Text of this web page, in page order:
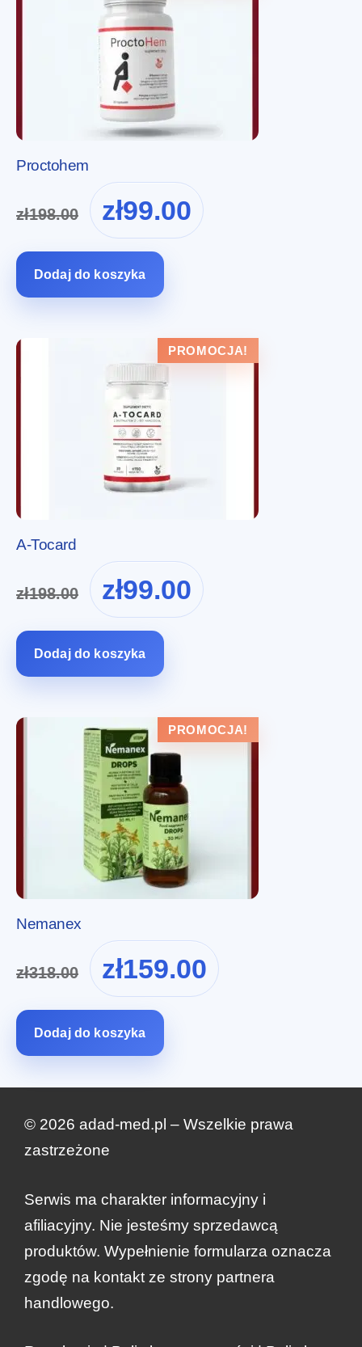
Proctohem
zł198.00
Pierwotna
cena
wynosiła:
zł99.00
cena
Dodaj do koszyka
PROMOCJA!
A-Tocard
zł198.00
Pierwotna
cena
wynosiła:
zł99.00
cena
Dodaj do koszyka
PROMOCJA!
Nemanex
zł318.00
Pierwotna
cena
wynosiła:
zł159.00
cena
Dodaj do koszyka
© 2026 adad-med.pl – Wszelkie prawa
zastrzeżone
Serwis ma charakter informacyjny i
afiliacyjny. Nie jesteśmy sprzedawcą
produktów. Wypełnienie formularza oznacza
zgodę na kontakt ze strony partnera
handlowego.